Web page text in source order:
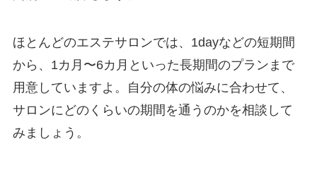
ほとんどのエステサロンでは、1dayなどの短期間
から、1カ月〜6カ月といった長期間のプランまで
用意していますよ。自分の体の悩みに合わせて、
サロンにどのくらいの期間を通うのかを相談して
みましょう。